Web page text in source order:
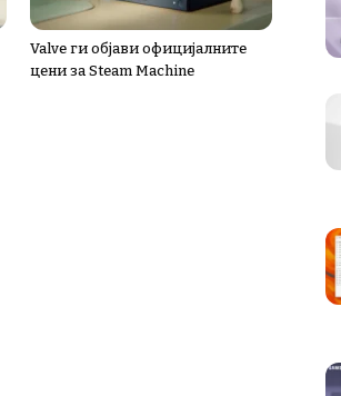
Valve ги објави официјалните
цени за Steam Machine